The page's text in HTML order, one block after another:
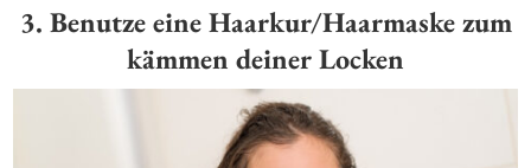
3. Benutze eine Haarkur/Haarmaske zum
kämmen deiner Locken